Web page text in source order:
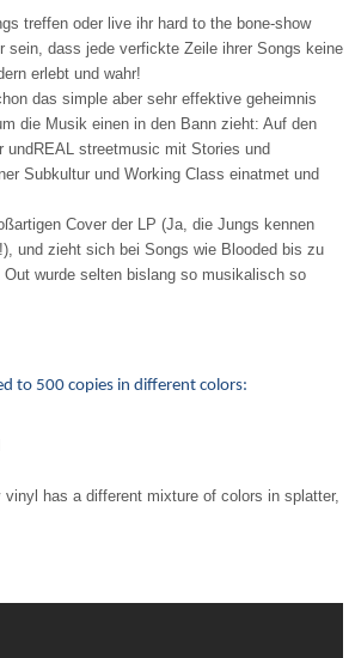
treffen oder live ihr hard to the bone-show
sein, dass jede verfickte Zeile ihrer Songs keine
erlebt und wahr!
das simple aber sehr effektive geheimnis
die Musik einen in den Bann zieht: Auf den
undREAL streetmusic mit Stories und
Subkultur und Working Class einatmet und
Cover der LP (Ja, die Jungs kennen
und zieht sich bei Songs wie Blooded bis zu
wurde selten bislang so musikalisch so
to 500 copies in different colors:
vinyl has a different mixture of colors in splatter,